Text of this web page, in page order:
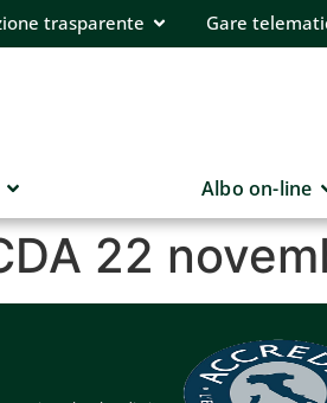
trasparente Gare
Albo on-line
22